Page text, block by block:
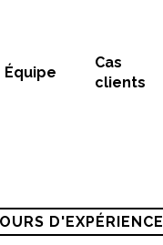
Équipe
Cas
clients
D'EXPÉRIENCE